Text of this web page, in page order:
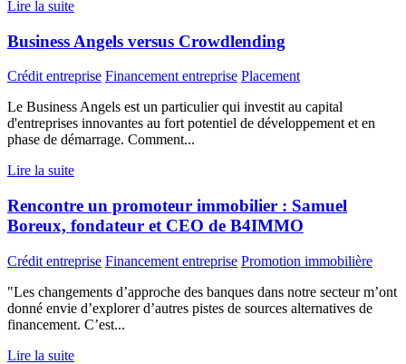
Lire la suite
Business Angels versus Crowdlending
Crédit entreprise Financement entreprise Placement
Le Business Angels est un particulier qui investit au capital
d'entreprises innovantes au fort potentiel de développement et en
phase de démarrage. Comment...
Lire la suite
Rencontre un promoteur immobilier : Samuel
Boreux, fondateur et CEO de B4IMMO
Crédit entreprise Financement entreprise Promotion immobilière
"Les changements d’approche des banques dans notre secteur m’ont
donné envie d’explorer d’autres pistes de sources alternatives de
financement. C’est...
Lire la suite